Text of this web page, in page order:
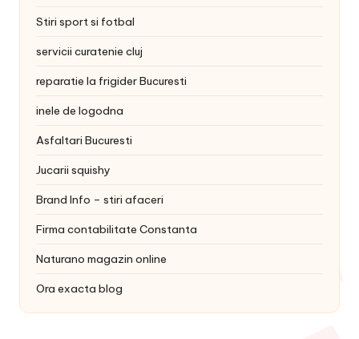
Stiri sport si fotbal
servicii curatenie cluj
reparatie la frigider Bucuresti
inele de logodna
Asfaltari Bucuresti
Jucarii squishy
Brand Info – stiri afaceri
Firma contabilitate Constanta
Naturano magazin online
Ora exacta blog